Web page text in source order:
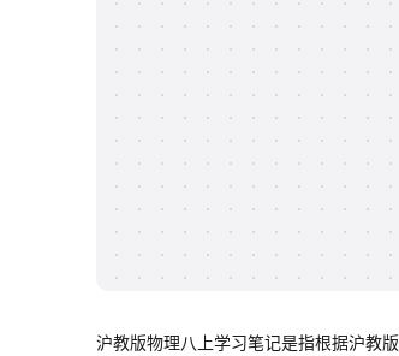
沪教版物理八上学习笔记是指根据沪教